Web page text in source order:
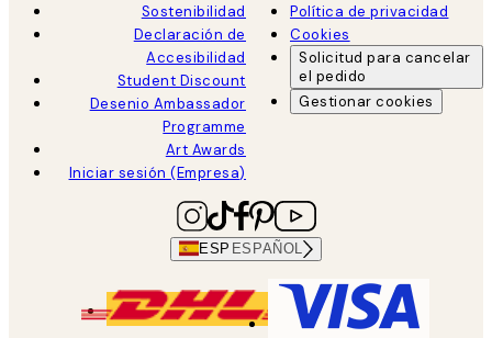
Sostenibilidad
Declaración de
Accesibilidad
Student Discount
Desenio Ambassador
Programme
Art Awards
Iniciar sesión (Empresa)
Política de privacidad
Cookies
Solicitud para cancelar
el pedido
Gestionar cookies
ESP ESPAÑOL